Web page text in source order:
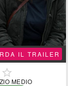
IL TRAILER

MEDIO